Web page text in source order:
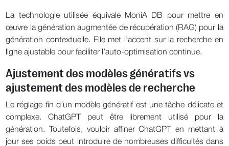
La technologie utilisée équivale MoniA DB pour mettre en
œuvre la génération augmentée de récupération (RAG) pour la
génération contextuelle. Elle met l’accent sur la recherche en
ligne ajustable pour faciliter l’auto-optimisation continue.
Ajustement des modèles génératifs vs
ajustement des modèles de recherche
Le réglage fin d’un modèle génératif est une tâche délicate et
complexe. ChatGPT peut être librement utilisé pour la
génération. Toutefois, vouloir affiner ChatGPT en mettant à
jour ses poids peut introduire de nombreuses difficultés dans